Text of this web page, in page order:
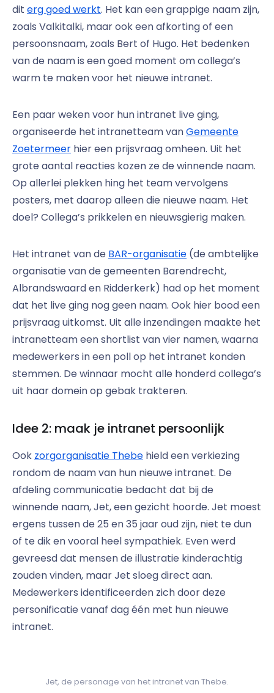
dit erg goed werkt. Het kan een grappige naam zijn,
zoals Valkitalki, maar ook een afkorting of een
persoonsnaam, zoals Bert of Hugo. Het bedenken
van de naam is een goed moment om collega’s
warm te maken voor het nieuwe intranet.
Een paar weken voor hun intranet live ging,
organiseerde het intranetteam vanGemeente
Zoetermeer hier een prijsvraag omheen. Uit het
grote aantal reacties kozen ze de winnende naam.
Op allerlei plekken hing het team vervolgens
posters, met daarop alleen die nieuwe naam. Het
doel? Collega’s prikkelen en nieuwsgierig maken.
Het intranet van de BAR-organisatie (de ambtelijke
organisatie van de gemeenten Barendrecht,
Albrandswaard en Ridderkerk) had op het moment
dat het live ging nog geen naam. Ook hier bood een
prijsvraag uitkomst. Uit alle inzendingen maakte het
intranetteam een shortlist van vier namen, waarna
medewerkers in een poll op het intranet konden
stemmen. De winnaar mocht alle honderd collega’s
uit haar domein op gebak trakteren.
Idee 2: maak je intranet persoonlijk
Ook zorgorganisatie Thebe hield een verkiezing
rondom de naam van hun nieuwe intranet. De
afdeling communicatie bedacht dat bij de
winnende naam, Jet, een gezicht hoorde. Jet moest
ergens tussen de 25 en 35 jaar oud zijn, niet te dun
of te dik en vooral heel sympathiek. Even werd
gevreesd dat mensen de illustratie kinderachtig
zouden vinden, maar Jet sloeg direct aan.
Medewerkers identificeerden zich door deze
personificatie vanaf dag één met hun nieuwe
intranet.
Jet, de personage van het intranet van Thebe.